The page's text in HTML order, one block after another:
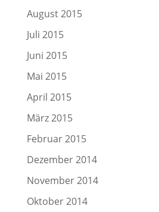
August 2015
Juli 2015
Juni 2015
Mai 2015
April 2015
März 2015
Februar 2015
Dezember 2014
November 2014
Oktober 2014